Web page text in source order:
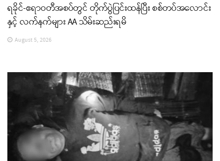
ရခိုင်-ဧရာဝတီအစပ်တွင် တိုက်ပွဲပြင်းထန်ပြီး စစ်တပ်အလောင်း
နှင့် လက်နက်များ AA သိမ်းဆည်းရမိ
August 5, 2026